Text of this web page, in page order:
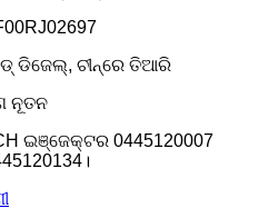
ଡିଜେଲ୍, ଚୀନ୍‌ରେ ତିଆରି
ନୂତନ
ଇଞ୍ଜେକ୍ଟର 0445120007